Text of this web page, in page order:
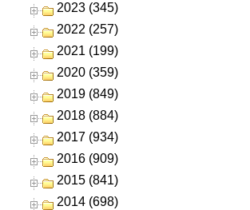
2023 (345)
2022 (257)
2021 (199)
2020 (359)
2019 (849)
2018 (884)
2017 (934)
2016 (909)
2015 (841)
2014 (698)